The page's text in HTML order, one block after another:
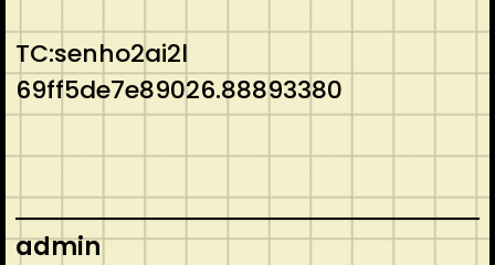
TC:senho2ai2l
69ff5de7e89026.88893380
admin